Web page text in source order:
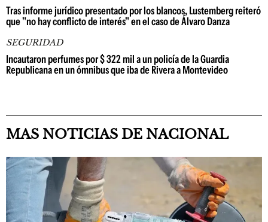
Tras informe jurídico presentado por los blancos, Lustemberg reiteró
que "no hay conflicto de interés" en el caso de Álvaro Danza
SEGURIDAD
Incautaron perfumes por $ 322 mil a un policía de la Guardia
Republicana en un ómnibus que iba de Rivera a Montevideo
MAS NOTICIAS DE NACIONAL